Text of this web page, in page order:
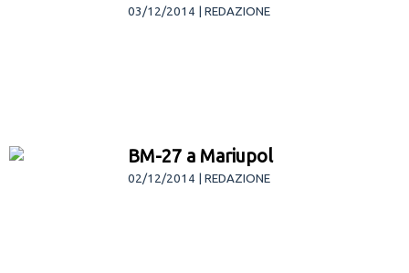
03/12/2014 | REDAZIONE
BM-27 a Mariupol
02/12/2014 | REDAZIONE